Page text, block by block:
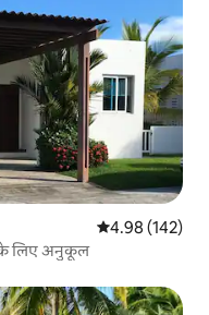
औसत रेटिंग 5 में से
4.98 (142)
के लिए अनुकूल